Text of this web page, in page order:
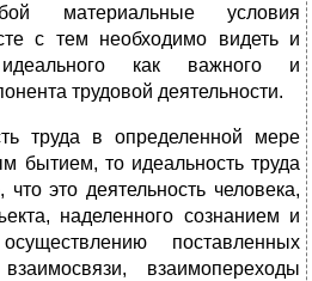
материальные условия
с тем необходимо видеть и
как важного и
трудовой деятельности.
труда в определенной мере
бытием, то идеальность труда
что это деятельность человека,
наделенного сознанием и
поставленных
взаимопереходы